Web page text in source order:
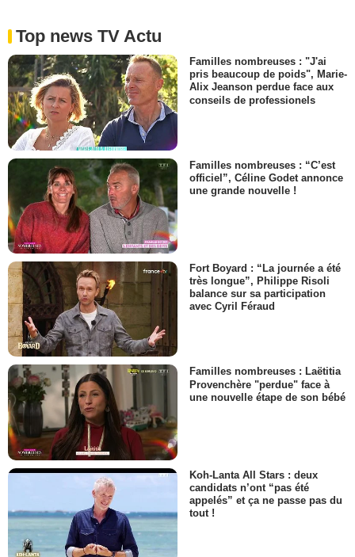
Top news TV Actu
Familles nombreuses : "J'ai
pris beaucoup de poids", Marie-
Alix Jeanson perdue face aux
conseils de professionels
Familles nombreuses : “C’est
officiel”, Céline Godet annonce
une grande nouvelle !
Fort Boyard : “La journée a été
très longue”, Philippe Risoli
balance sur sa participation
avec Cyril Féraud
Familles nombreuses : Laëtitia
Provenchère "perdue" face à
une nouvelle étape de son bébé
Koh-Lanta All Stars : deux
candidats n’ont “pas été
appelés” et ça ne passe pas du
tout !